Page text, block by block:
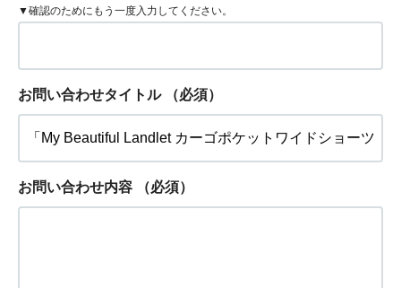
▼確認のためにもう一度入力してください。
お問い合わせタイトル （必須）
お問い合わせ内容 （必須）